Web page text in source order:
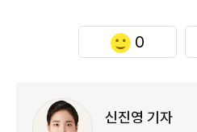
0
신진영 기자